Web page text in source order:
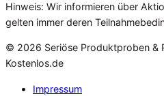
Hinweis: Wir informieren über
gelten immer deren
© 2026 Seriöse Produktproben &
Kostenlos.de
Impressum